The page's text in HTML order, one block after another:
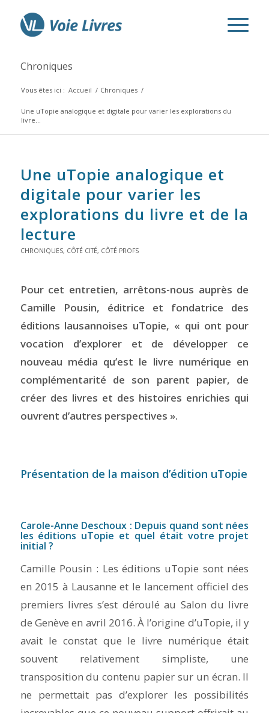
Chroniques
Vous êtes ici : Accueil / Chroniques /
Une uTopie analogique et digitale pour varier les explorations du
livre...
Une uTopie analogique et
digitale pour varier les
explorations du livre et de la
lecture
CHRONIQUES, CÔTÉ CITÉ, CÔTÉ PROFS
Pour cet entretien, arrêtons-nous auprès de
Camille Pousin, éditrice et fondatrice des
éditions lausannoises uTopie, « qui ont pour
vocation d’explorer et de développer ce
nouveau média qu’est le livre numérique en
complémentarité de son parent papier, de
créer des livres et des histoires enrichies qui
ouvrent d’autres perspectives ».
Présentation de la maison d’édition uTopie
Carole-Anne Deschoux : Depuis quand sont nées
les éditions uTopie et quel était votre projet
initial ?
Camille Pousin : Les éditions uTopie sont nées
en 2015 à Lausanne et le lancement officiel des
premiers livres s’est déroulé au Salon du livre
de Genève en avril 2016. À l’origine d’uTopie, il y
avait le constat que le livre numérique était
souvent relativement simpliste, une
transposition du contenu papier sur un écran. Il
ne permettait pas d’explorer les possibilités